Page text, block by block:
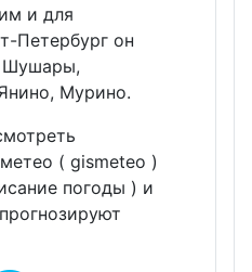
и для
Петербург он
Шушары,
Мурино.
( gismeteo )
погоды ) и